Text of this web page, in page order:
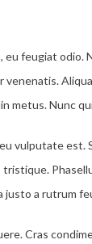
feugiat
metus. Nunc
vulputate
a rutrum
Cras